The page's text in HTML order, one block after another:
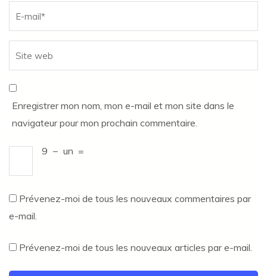
Enregistrer mon nom, mon e-mail et mon site dans le
navigateur pour mon prochain commentaire.
9 − un =
Prévenez-moi de tous les nouveaux commentaires par
e-mail.
Prévenez-moi de tous les nouveaux articles par e-mail.